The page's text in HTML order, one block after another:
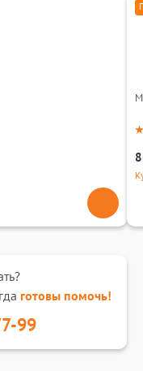
готовы помочь!
99